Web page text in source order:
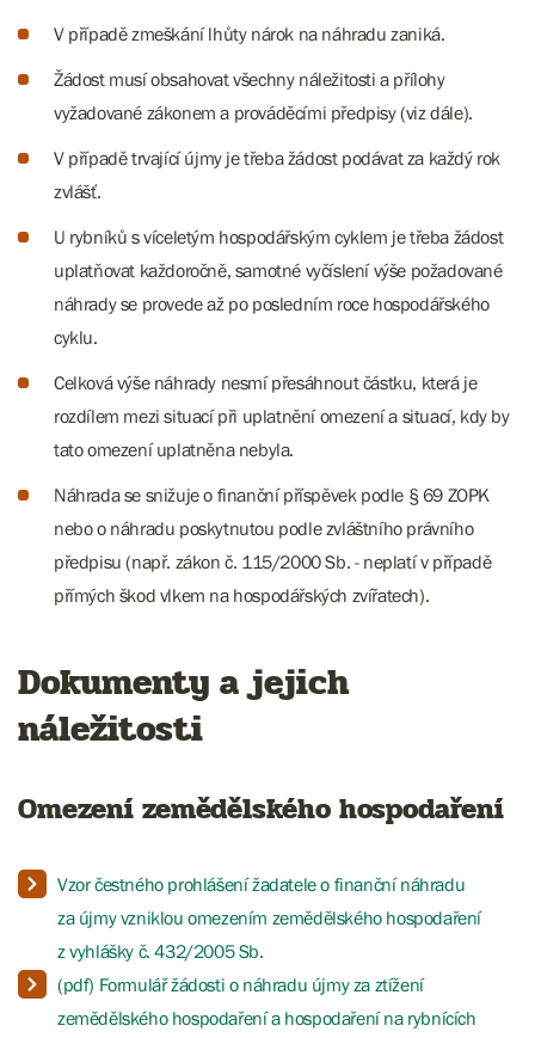
V případě zmeškání lhůty nárok na náhradu zaniká.
Žádost musí obsahovat všechny náležitosti a přílohy
vyžadované zákonem a prováděcími předpisy (viz dále).
V případě trvající újmy je třeba žádost podávat za každý rok
zvlášť.
U rybníků s víceletým hospodářským cyklem je třeba žádost
uplatňovat každoročně, samotné vyčíslení výše požadované
náhrady se provede až po posledním roce hospodářského
cyklu.
Celková výše náhrady nesmí přesáhnout částku, která je
rozdílem mezi situací při uplatnění omezení a situací, kdy by
tato omezení uplatněna nebyla.
Náhrada se snižuje o finanční příspěvek podle § 69 ZOPK
nebo o náhradu poskytnutou podle zvláštního právního
předpisu (např. zákon č. 115/2000 Sb. - neplatí v případě
přímých škod vlkem na hospodářských zvířatech).​​​​
Dokumenty a jejich
náležitosti
Omezení zemědělského hospodaření
Vzor čestného prohlášení žadatele o finanční náhradu
za újmy vzniklou omezením zemědělského hospodaření
z vyhlášky č. 432/2005 Sb.
(pdf) Formulář žádosti o náhradu újmy za ztížení
zemědělského hospodaření a hospodaření na rybnících